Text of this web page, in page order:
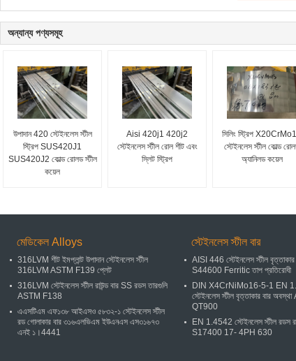
অন্যান্য পণ্যসমূহ
উপাদান 420 স্টেইনলেস স্টীল
স্ট্রিপ SUS420J1
SUS420J2 কোল্ড রোলড স্টীল
কয়েল
Aisi 420j1 420j2
স্টেইনলেস স্টীল রোল শীট এবং
স্লিট স্ট্রিপ
সিলিং স্ট্রিপ
স্টেইনলেস স্টীল কোল্ড
অ্যানিলড কয়েল
মেডিকেল Alloys
316LVM শীট ইমপ্লান্ট উপাদান স্টেইনলেস স্টীল
316LVM ASTM F139 প্লেট
316LVM স্টেইনলেস স্টীল রাউন্ড বার SS রডস তারগুলি
ASTM F138
এএসটিএম এফ১৩৮ আইএসও ৫৮৩২-১ স্টেইনলেস স্টীল
রড গোলাকার বার ৩১৬এলভিএম ইউএনএস এস৩১৬৭৩
এনই ১।4441
স্টেইনলেস স্টীল বার
AISI 446 স্টেইনলেস স্টীল
S44600 Ferritic তাপ প্রতিরোধী
DIN X4CrNiMo16-5-1 EN
স্টেইনলেস স্টীল বৃত্তাকার বার
QT900
EN 1.4542 স্টেইনলেস স্টীল রডস
S17400 17- 4PH 630